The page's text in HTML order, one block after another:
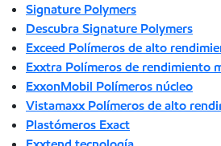
Signature Polymers
Descubra Signature Polymers
Exceed Polímeros de alto
Exxtra Polímeros de rendimiento
ExxonMobil Polímeros núcleo
Vistamaxx Polímeros de alto
Plastómeros Exact